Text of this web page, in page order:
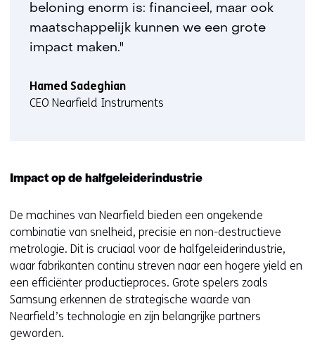
beloning enorm is: financieel, maar ook
maatschappelijk kunnen we een grote
impact maken."
Hamed Sadeghian
CEO Nearfield Instruments
Impact op de halfgeleiderindustrie
De machines van Nearfield bieden een ongekende
combinatie van snelheid, precisie en non-destructieve
metrologie. Dit is cruciaal voor de halfgeleiderindustrie,
waar fabrikanten continu streven naar een hogere yield en
een efficiënter productieproces. Grote spelers zoals
Samsung erkennen de strategische waarde van
Nearfield’s technologie en zijn belangrijke partners
geworden.